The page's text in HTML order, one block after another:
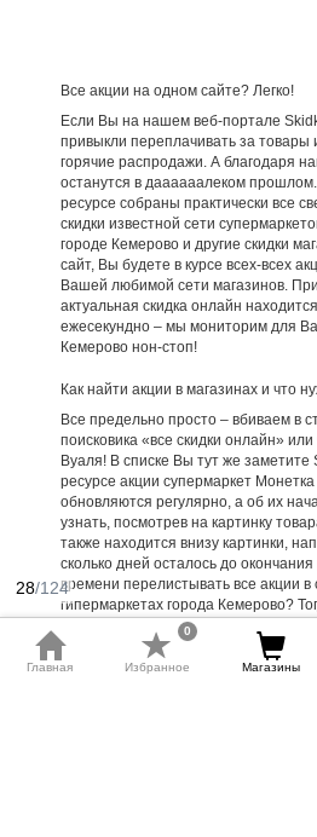
28/124
Все акции на одном сайте? Легко!
Если Вы на нашем веб-портале
привыкли переплачивать за товары
горячие распродажи. А благодаря
останутся в даааааалеком
ресурсе собраны практически все
скидки известной сети
городе Кемерово и другие скидки
сайт, Вы будете в курсе всех-всех
Вашей любимой сети магазинов.
актуальная скидка онлайн
ежесекундно – мы мониторим для
Кемерово нон-стоп!
Как найти акции в магазинах и что
Все предельно просто – вбиваем в
поисковика «все скидки онлайн»
Вуаля! В списке Вы тут же
ресурсе акции супермаркет Монетка
обновляются регулярно, а об их
узнать, посмотрев на картинку
также находится внизу картинки,
сколько дней осталось до
времени перелистывать все акции в
гипермаркетах города Кемерово?
поиском по категориям товаров!
пике продаж? Отсортируйте товары
Главная Избранное
0
Магазины